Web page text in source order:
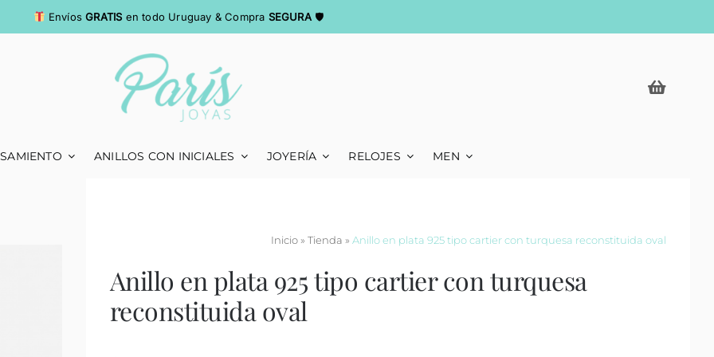
EnvíosGRATIS en todo Uruguay & Compra SEGURA🛡
ANILLOS CON INICIALES JOYERÍA RELOJES MEN
Inicio» Tienda » Anillo en plata 925 tipo cartier con turquesa reconstituida oval
Anillo en plata 925 tipo cartier con turquesa
reconstituida oval